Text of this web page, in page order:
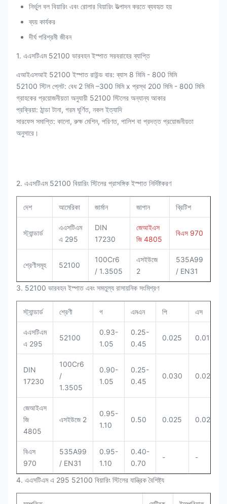
নির্ভুল বল বিয়ারিং এবং রোলার বিয়ারিং উত্পাদন করতে ব্যবহৃত হয়
ব্যয় কার্যকর
দীর্ঘ পরিশ্রমী জীবন
1. এএসটিএম 52100 ভারবহন ইস্পাত সরবরাহের ব্যাপ্তি
এআইএসআই 52100 ইস্পাত রাউন্ড বার: ব্যাস 8 মিমি - 800 মিমি
52100 স্টিল প্লেট: বেধ 2 মিমি –300 মিমি x প্রস্থ 200 মিমি - 800 মিমি
গ্রাহকের প্রয়োজনীয়তা অনুযায়ী 52100 স্টিলের অন্যান্য আকার
প্রক্রিয়া: ঠান্ডা টানা, গরম ঘূর্ণিত, নকল ইত্যাদি
সারফেস সমাপ্তি: কালো, রুক্ষ মেশিন, পরিণত, পালিশ বা প্রদত্ত প্রয়োজনীয়তা
অনুসারে।
2. এএসটিএম 52100 বিয়ারিং স্টিলের প্রাসঙ্গিক ইস্পাত নির্দিষ্টকরণ
দেশ আমেরিকা জার্মান জাপান ব্রিটিশ
স্ট্যান্ডার্ড
এএসটিএম
এ 295
DIN
17230
জেআইএস
জি 4805
বিএস 970
শ্রেণীসমূহ 52100
100Cr6
/ 1.3505
এসইউজে
2
535A99
/ EN31
3. 52100 ভারবহন ইস্পাত এবং সমতুল্য রাসায়নিক সংমিশ্রণ
স্ট্যান্ডার্ড শ্রেণী গ এমএন পি এস
এএসটিএম
এ 295
52100
0.93-
1.05
0.25-
0.45
0.025 0.015
DIN
17230
100Cr6
/
1.3505
0.90-
1.05
0.25-
0.45
0.030 0.025
জেআইএস
জি
4805
এসইউজে 2
0.95-
1.10
0.50 0.025 0.025
বিএস
970
535A99
/ EN31
0.95-
1.10
0.40-
0.70
- -
4. এএসটিএম এ 295 52100 বিয়ারিং স্টিলের যান্ত্রিক বৈশিষ্ট্য